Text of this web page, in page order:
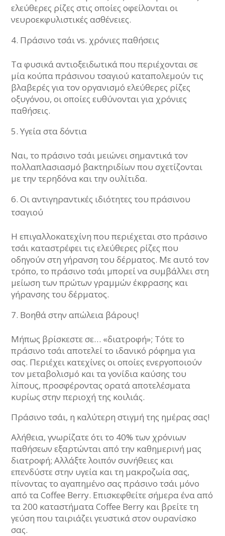
ελεύθερες ρίζες στις οποίες οφείλονται οι
νευροεκφυλιστικές ασθένειες.
Πράσινο τσάι vs. χρόνιες παθήσεις
Τα φυσικά αντιοξειδωτικά που περιέχονται σε
μία κούπα πράσινου τσαγιού καταπολεμούν τις
βλαβερές για τον οργανισμό ελεύθερες ρίζες
οξυγόνου, οι οποίες ευθύνονται για χρόνιες
παθήσεις.
Υγεία στα δόντια
Ναι, το πράσινο τσάι μειώνει σημαντικά τον
πολλαπλασιασμό βακτηριδίων που σχετίζονται
με την τερηδόνα και την ουλίτιδα.
Οι αντιγηραντικές ιδιότητες του πράσινου
τσαγιού
Η επιγαλλοκατεχίνη που περιέχεται στο πράσινο
τσάι καταστρέφει τις ελεύθερες ρίζες που
οδηγούν στη γήρανση του δέρματος. Με αυτό τον
τρόπο, το πράσινο τσάι μπορεί να συμβάλλει στη
μείωση των πρώτων γραμμών έκφρασης και
γήρανσης του δέρματος.
Βοηθά στην απώλεια βάρους!
Μήπως βρίσκεστε σε… «διατροφή»; Τότε το
πράσινο τσάι αποτελεί το ιδανικό ρόφημα για
σας. Περιέχει κατεχίνες οι οποίες ενεργοποιούν
τον μεταβολισμό και τα γονίδια καύσης του
λίπους, προσφέροντας ορατά αποτελέσματα
κυρίως στην περιοχή της κοιλιάς.
Πράσινο τσάι, η καλύτερη στιγμή της ημέρας σας!
Αλήθεια, γνωρίζατε ότι το 40% των χρόνιων
παθήσεων εξαρτώνται από την καθημερινή μας
διατροφή; Αλλάξτε λοιπόν συνήθειες και
επενδύστε στην υγεία και τη μακροζωία σας,
πίνοντας το αγαπημένο σας πράσινο τσάι μόνο
από τα Coffee Berry. Επισκεφθείτε σήμερα ένα από
τα 200 καταστήματα Coffee Berry και βρείτε τη
γεύση που ταιριάζει γευστικά στον ουρανίσκο
σας.